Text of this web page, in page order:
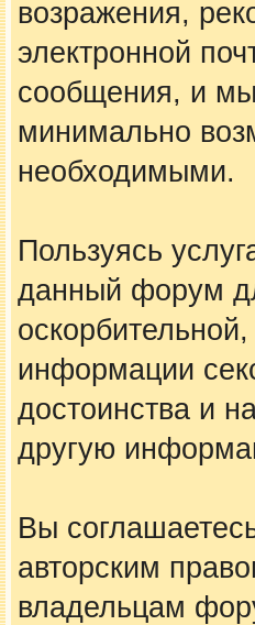
возражения,
электронной
сообщения, и мы
минимально
необходимыми.
Пользуясь
данный форум
информации
достоинства и
другую
Вы
авторским
владельцам